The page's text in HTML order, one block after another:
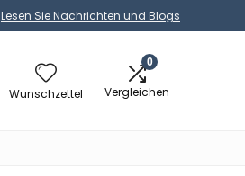
Lesen Sie Nachrichten und Blogs
Wunschzettel
0
Vergleichen